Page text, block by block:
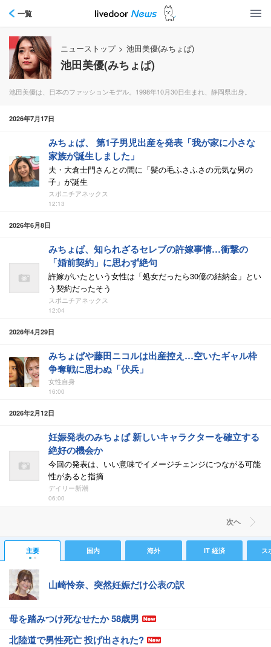
一覧
ニューストップ > 池田美優(みちょぱ)
池田美優(みちょぱ)
池田美優は、日本のファッションモデル。1998年10月30日生まれ、静岡県出身。
2026年7月17日
みちょぱ、 第1子男児出産を発表「我が家に小さな
家族が誕生しました」
夫・大倉士門さんとの間に「髪の毛ふさふさの元気な男の
子」が誕生
スポニチアネックス
12:13
2026年6月8日
みちょぱ、知られざるセレブの許嫁事情…衝撃の
「婚前契約」に思わず絶句
許嫁がいたという女性は「処女だったら30億の結納金」とい
う契約だったそう
スポニチアネックス
12:04
2026年4月29日
みちょぱや藤田ニコルは出産控え…空いたギャル枠
争奪戦に思わぬ「伏兵」
女性自身
16:00
2026年2月12日
妊娠発表のみちょぱ 新しいキャラクターを確立する
絶好の機会か
今回の発表は、いい意味でイメージチェンジにつながる可能
性があると指摘
デイリー新潮
06:00
次ヘ
主要 国内 海外 IT 経済 ス
山崎怜奈、突然妊娠だけ公表の訳
母を踏みつけ死なせたか 58歳男
北陸道で男性死亡 投げ出された?